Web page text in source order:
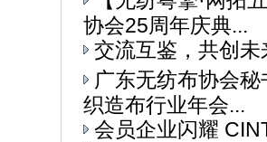
协会25周年庆典...
交流互鉴，共创
广东无纺布协会
织造布行业年会...
会员企业闪耀